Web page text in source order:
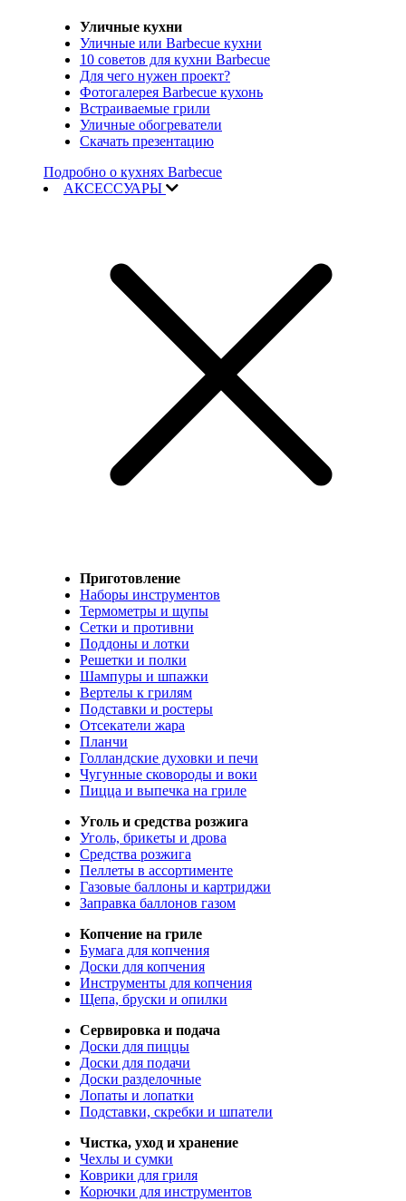
Уличные кухни
Уличные или Barbecue кухни
10 советов для кухни Barbecue
Для чего нужен проект?
Фотогалерея Barbecue кухонь
Встраиваемые грили
Уличные обогреватели
Скачать презентацию
Подробно о кухнях Barbecue
АКСЕССУАРЫ
Приготовление
Наборы инструментов
Термометры и щупы
Сетки и противни
Поддоны и лотки
Решетки и полки
Шампуры и шпажки
Вертелы к грилям
Подставки и ростеры
Отсекатели жара
Планчи
Голландские духовки и печи
Чугунные сковороды и воки
Пицца и выпечка на гриле
Уголь и средства розжига
Уголь, брикеты и дрова
Средства розжига
Пеллеты в ассортименте
Газовые баллоны и картриджи
Заправка баллонов газом
Копчение на гриле
Бумага для копчения
Доски для копчения
Инструменты для копчения
Щепа, бруски и опилки
Сервировка и подача
Доски для пиццы
Доски для подачи
Доски разделочные
Лопаты и лопатки
Подставки, скребки и шпатели
Чистка, уход и хранение
Чехлы и сумки
Коврики для гриля
Корючки для инструментов